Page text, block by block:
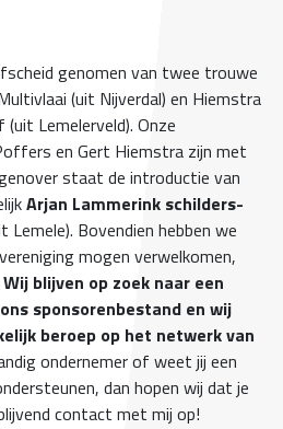
genomen van twee trouwe
(uit Nijverdal) en Hiemstra
Lemelerveld). Onze
en Gert Hiemstra zijn met
staat de introductie van
Arjan Lammerink schilders-
Lemele). Bovendien hebben we
mogen verwelkomen,
Wij blijven op zoek naar een
sponsorenbestand en wij
beroep op het netwerk van
ondernemer of weet jij een
dan hopen wij dat je
contact met mij op!